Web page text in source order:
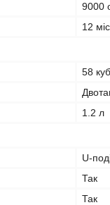
9000
12 міс
58
1.2 л
U-
Так
Так